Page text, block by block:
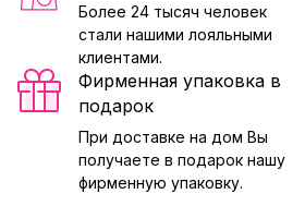
Более 24 тысяч человек
стали нашими лояльными
клиентами.
Фирменная упаковка в
подарок
При доставке на дом Вы
получаете в подарок нашу
фирменную упаковку.